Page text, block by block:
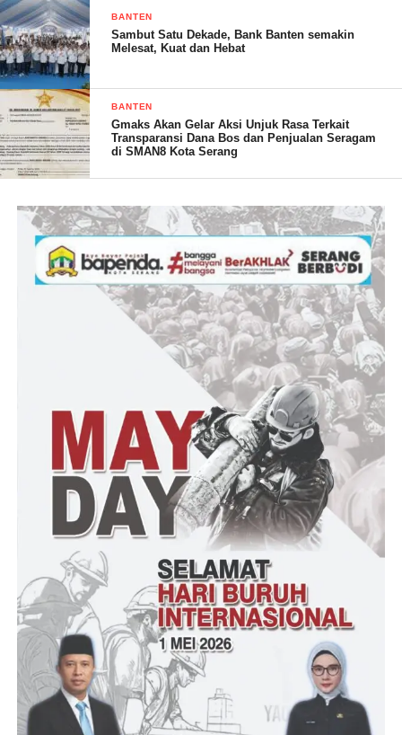
BANTEN
Sambut Satu Dekade, Bank Banten semakin
Melesat, Kuat dan Hebat
BANTEN
Gmaks Akan Gelar Aksi Unjuk Rasa Terkait
Transparansi Dana Bos dan Penjualan Seragam
di SMAN8 Kota Serang